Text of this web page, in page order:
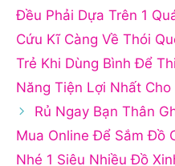
Đều Phải Dựa Trên 1
Cứu Kĩ Càng Về Thói
Trẻ Khi Dùng Bình Để
Năng Tiện Lợi Nhất Cho
Rủ Ngay Bạn Thân
Mua Online Để Sắm Đồ
Nhé 1 Siêu Nhiều Đồ